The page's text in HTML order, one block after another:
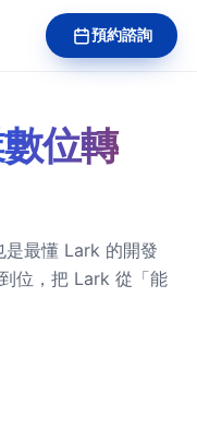
預約諮詢
位轉
最懂 Lark 的開發
位，把 Lark 從「能